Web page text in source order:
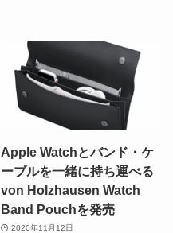
Apple Watchとバンド・ケ
ーブルを一緒に持ち運べる
von Holzhausen Watch
Band Pouchを発売
2020年11月12日